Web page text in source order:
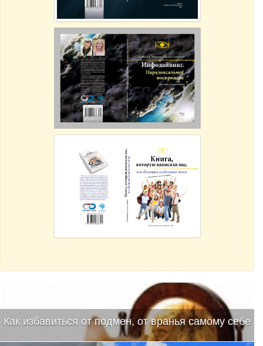
Как избавиться от подмен, от вранья самому себе